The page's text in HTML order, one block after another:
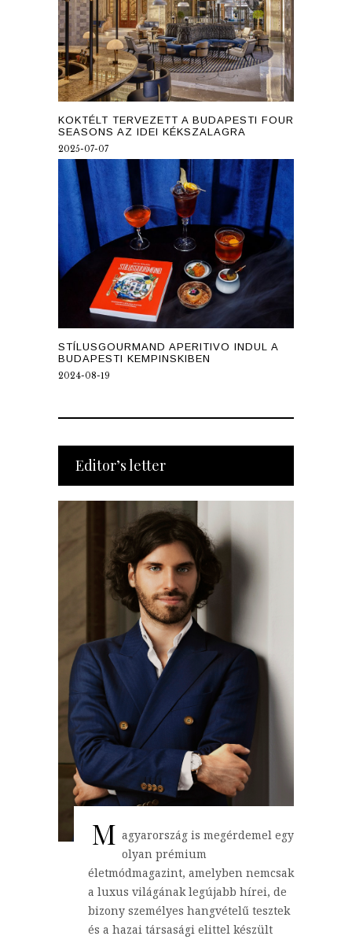
KOKTÉLT TERVEZETT A BUDAPESTI FOUR
SEASONS AZ IDEI KÉKSZALAGRA
2025-07-07
STÍLUSGOURMAND APERITIVO INDUL A
BUDAPESTI KEMPINSKIBEN
2024-08-19
Editor’s letter
M agyarország is megérdemel egy
olyan prémium
életmódmagazint, amelyben nemcsak
a luxus világának legújabb hírei, de
bizony személyes hangvételű tesztek
és a hazai társasági elittel készült